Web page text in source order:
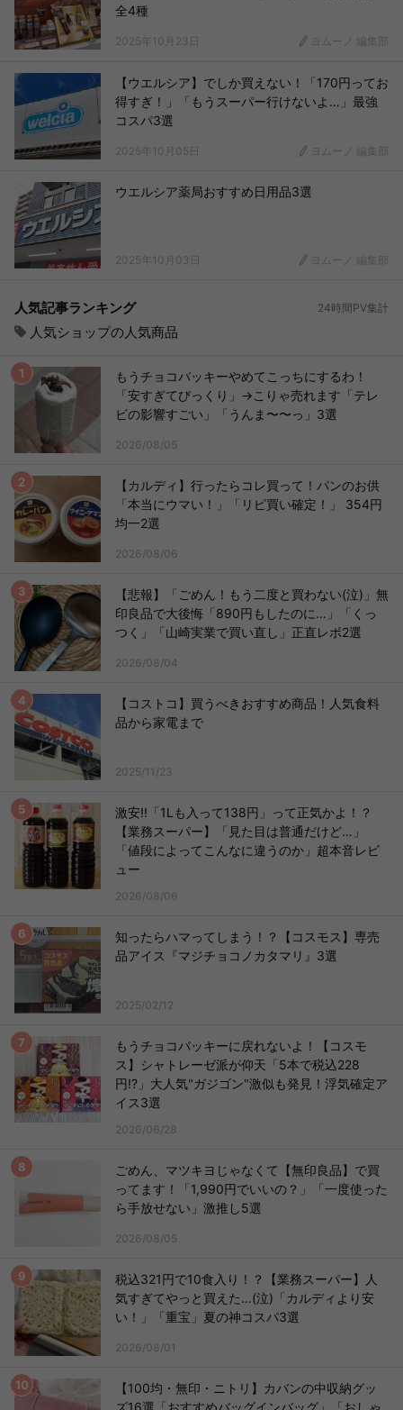
全4種
2025年10月23日 ヨムーノ 編集部
【ウエルシア】でしか買えない！「170円ってお
得すぎ！」「もうスーパー行けないよ…」最強
コスパ3選
2025年10月05日 ヨムーノ 編集部
ウエルシア薬局おすすめ日用品3選
2025年10月03日 ヨムーノ 編集部
人気記事ランキング 24時間PV集計
人気ショップの人気商品
もうチョコバッキーやめてこっちにするわ！
「安すぎてびっくり」→こりゃ売れます「テレ
ビの影響すごい」「うんま〜〜っ」3選
2026/08/05
【カルディ】行ったらコレ買って！パンのお供
「本当にウマい！」「リピ買い確定！」 354円
均一2選
2026/08/06
【悲報】「ごめん！もう二度と買わない(泣)」無
印良品で大後悔「890円もしたのに…」「くっ
つく」「山崎実業で買い直し」正直レポ2選
2026/08/04
【コストコ】買うべきおすすめ商品！人気食料
品から家電まで
2025/11/23
激安!!「1Lも入って138円」って正気かよ！？
【業務スーパー】「見た目は普通だけど…」
「値段によってこんなに違うのか」超本音レビ
ュー
2026/08/06
知ったらハマってしまう！？【コスモス】専売
品アイス『マジチョコノカタマリ』3選
2025/02/12
もうチョコバッキーに戻れないよ！【コスモ
ス】シャトレーゼ派が仰天「5本で税込228
円!?」大人気"ガジゴン"激似も発見！浮気確定ア
イス3選
2026/06/28
ごめん、マツキヨじゃなくて【無印良品】で買
ってます！「1,990円でいいの？」「一度使った
ら手放せない」激推し5選
2026/08/05
税込321円で10食入り！？【業務スーパー】人
気すぎてやっと買えた…(泣)「カルディより安
い！」「重宝」夏の神コスパ3選
2026/08/01
【100均・無印・ニトリ】カバンの中収納グッ
ズ16選「おすすめバッグインバッグ」「おしゃ